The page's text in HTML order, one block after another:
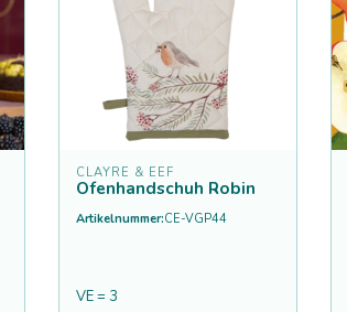
CLAYRE & EEF
Ofenhandschuh Robin
Artikelnummer:CE-VGP44
VE = 3